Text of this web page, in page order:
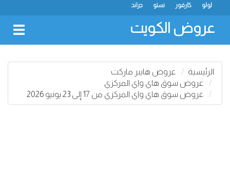
جراند نستو كارفور لولو
عروض الكويت
الرئيسية
عروض هايبر ماركت
عروض سوق هاي واي المركزي
عروض سوق هاي واي المركزي من 17 إلى 23 يونيو 2026